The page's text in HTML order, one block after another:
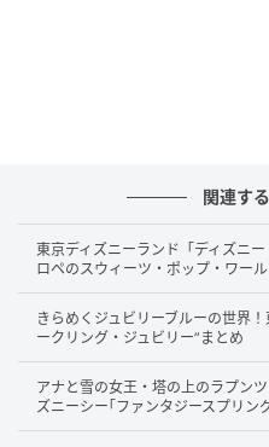
独自の標準設計をベース
動構築し、セキュリティ
ッケージで提供するサービ
あらかじめセキュリティ
化されているため、個別
かつ効率的に高セキュリ
関連す
東京ディズニーランド「ディズニ
ロペのスウィーツ・ポップ・ワー
きらめくジュビリーブルーの世界
ークリング・ジュビリー”まとめ
アナと雪の女王・塔の上のラプン
ズニーシー｢ファンタジースプリン